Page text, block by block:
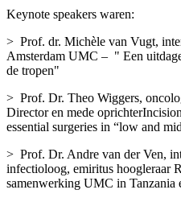
Keynote speakers waren:
> Prof. dr. Michèle van Vugt,
Amsterdam UMC – " Een
de tropen"
> Prof. Dr. Theo Wiggers,
Director en mede
essential surgeries in “low and
> Prof. Dr. Andre van der Ven,
infectioloog, emiritus hoogleraar
samenwerking UMC in Tanzania